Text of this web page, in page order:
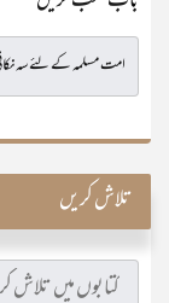
تلاش کریں